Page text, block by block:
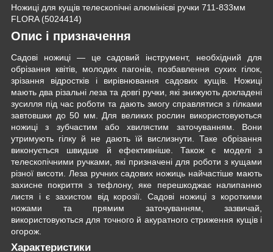
Ножиці для кущів телескопічні алюмінієві ручки 711-833мм
FLORA (5024414)
Опис і призначення
Садові ножиці — це садовий інструмент, необхідний для
обрізання квітів, молодих пагонів, позбавлення сухих гілок,
зрізання відростків і вирівнювання садових кущів. Ножиці
мають два різальні леза та довгі ручки, які знижують докладені
зусилля під час роботи та дають змогу справлятися з гілками
завтовшки до 50 мм. Для великих рослин використовуються
ножиці з зубчастим або хвилястим заточуванням. Вони
утримують гілку й не дають їй вислизнути. Таке обрізання
виконується швидше й ефективніше. Також є моделі з
телескопічними ручками, які призначені для роботи з кущами
різної висоти. Леза ручних садових ножиць найчастіше мають
захисне покриття з тефлону, яке перешкоджає налипанню
листя і є захистом від корозії. Садові ножиці з короткими
ножами та прямим заточуванням, зазвичай,
використовуються для точного й акуратного стриження кущів і
огорож.
Характеристики